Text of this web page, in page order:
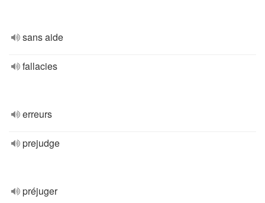
sans aide
fallacies
erreurs
prejudge
préjuger